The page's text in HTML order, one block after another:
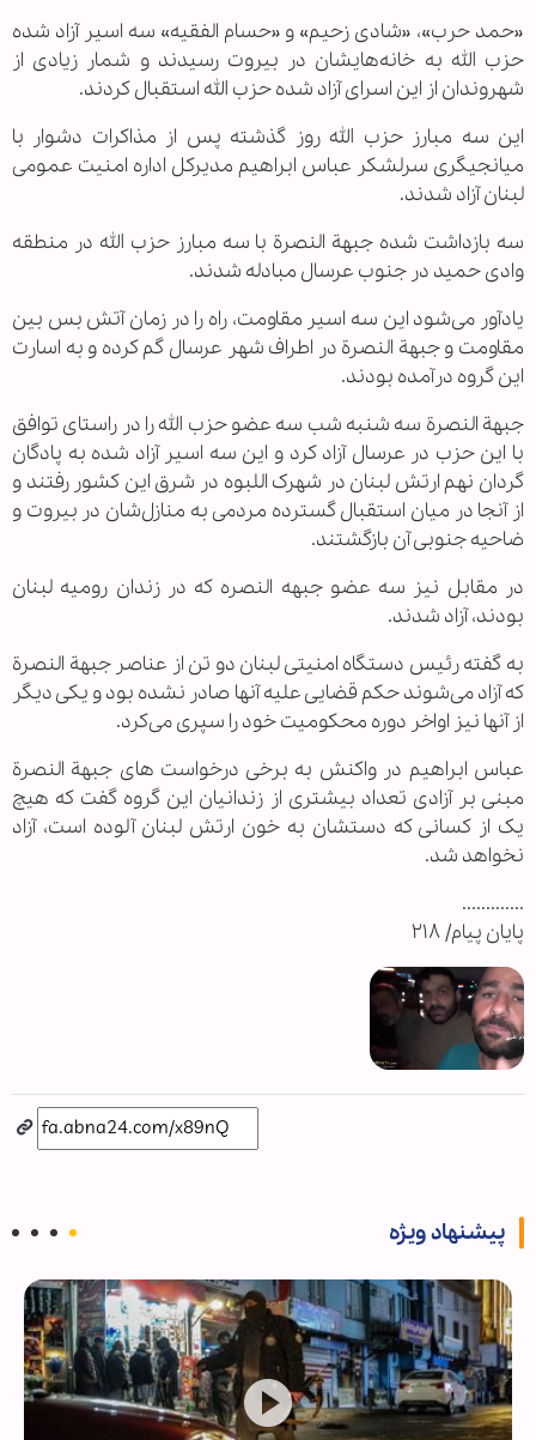
«حمد حرب»، «شادی زحیم» و «حسام الفقیه» سه اسیر آزاد شده
حزب الله به خانه‌هایشان در بیروت رسیدند و شمار زیادی از
شهروندان از این اسرای آزاد شده حزب الله استقبال کردند.
این سه مبارز حزب الله روز گذشته پس از مذاکرات دشوار با
میانجیگری سرلشکر عباس ابراهیم مدیرکل اداره امنیت عمومی
لبنان آزاد شدند.
سه بازداشت شده جبهة النصرة با سه مبارز حزب الله در منطقه
وادی حمید در جنوب عرسال مبادله شدند.
یادآور می‌شود این سه اسیر مقاومت، راه را در زمان آتش بس بین
مقاومت و جبهة النصرة در اطراف شهر عرسال گم کرده و به اسارت
این گروه درآمده بودند.
جبهة النصرة سه ‌شنبه شب سه عضو حزب الله را در راستای توافق
با این حزب در عرسال آزاد کرد و این سه اسیر آزاد شده به پادگان
گردان نهم ارتش لبنان در شهرک اللبوه در شرق این کشور رفتند و
از آنجا در میان استقبال گسترده مردمی به منازل‌شان در بیروت و
ضاحیه جنوبی آن بازگشتند.
در مقابل نیز سه عضو جبهه النصره که در زندان رومیه لبنان
بودند، آزاد شدند.
به گفته رئیس دستگاه امنیتی لبنان دو تن از عناصر جبهة النصرة
که آزاد می‌شوند حکم قضایی علیه آنها صادر نشده بود و یکی دیگر
از آنها نیز اواخر دوره محکومیت خود را سپری می‌کرد.
عباس ابراهیم در واکنش به برخی درخواست های جبهة النصرة
مبنی بر آزادی تعداد بیشتری از زندانیان این گروه گفت که هیچ
یک از کسانی که دستشان به خون ارتش لبنان آلوده است، آزاد
نخواهد شد.
.............
پایان پیام/ ۲۱۸
پیشنهاد ویژه